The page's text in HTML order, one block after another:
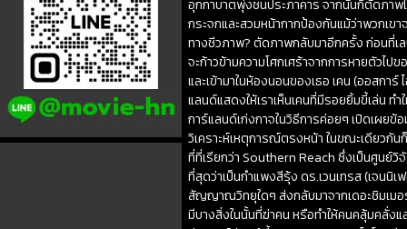
อุกกาบาตพุ่งชนประภาคาร จากนั้นก็ตัดภา
กระจกและสวมหน้ากากป้องกันแม้ว่าพวกเข
ทางชีวภาพ? ตัดภาพกลับมาอีกครั้ง ก่อนที่เ
จะก้าวข้ามความโศกเศร้าจากการหายตัวไป
และเข้ามาในห้องนอนของเธอ เคน (ออสก
แลนด์แสดงให้เราเห็นเคนที่มีรอยยิ้มขี้เล่น ท
การ์แลนด์เก่งกาจในวิธีการค่อยๆ เปิดเผย
วิเคราะห์เหตุการณ์ตรงหน้า ในขณะเดียวกัน
ที่ที่เรียกว่า Southern Reach ซึ่งเป็นศูนย์วิ
ที่สุดว่าเป็นกำแพงสีรุ้ง ดร.เวนเทรส (เจนนิเ
สัญญาณวิทยุใดๆ ส่งกลับมาจากเดอะชิมเม
มีบางสิ่งในนั้นที่ฆ่าคน หรือทำให้คนคลุ้มคลั่งแ